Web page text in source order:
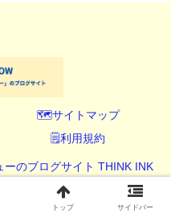
🗺️サイトマップ
🗒️利用規約
のブログサイト THINK INK
ンク ナウ).
トップ サイドバー